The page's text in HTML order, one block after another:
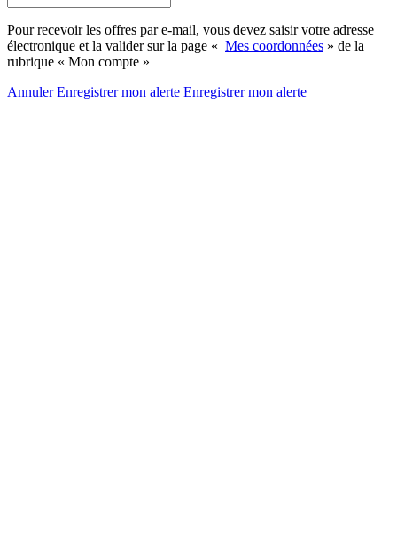
Pour recevoir les offres par e-mail, vous devez saisir votre adresse
électronique et la valider sur la page « Mes coordonnées » de la
rubrique « Mon compte »
AnnulerEnregistrer mon alerte Enregistrermon alerte